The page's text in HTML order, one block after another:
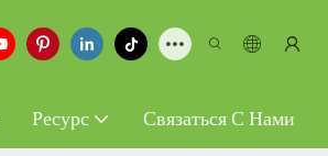
Ресурс Связаться С Нами